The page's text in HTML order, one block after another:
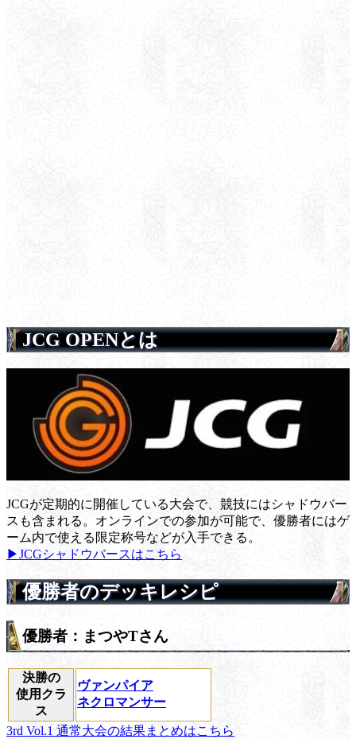
JCG OPENとは
JCGが定期的に開催している大会で、競技にはシャドウバー
スも含まれる。オンラインでの参加が可能で、優勝者にはゲ
ーム内で使える限定称号などが入手できる。
▶JCGシャドウバースはこちら
優勝者のデッキレシピ
優勝者：まつやTさん
決勝の
使用クラ
ス
ヴァンパイア
ネクロマンサー
3rd Vol.1 通常大会の結果まとめはこちら